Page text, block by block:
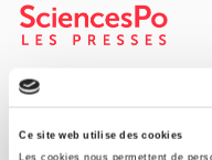
Ce site web utilise des cookies
Les cookies nous permettent de
Maison d'édition dédiée
Presses de Sciences Po
à la transmission des